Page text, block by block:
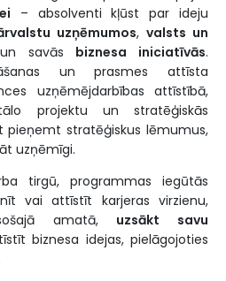
– absolventi kļūst par ideju
uzņēmumos, valsts un
savās biznesa iniciatīvās.
un prasmes attīsta
uzņēmējdarbības attīstībā,
projektu un stratēģiskās
pieņemt stratēģiskus lēmumus,
uzņēmīgi.
tirgū, programmas iegūtās
vai attīstīt karjeras virzienu,
amatā, uzsākt savu
biznesa idejas, pielāgojoties